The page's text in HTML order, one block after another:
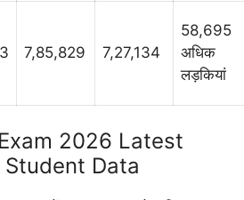
7,85,829 7,27,134
58,695
अधिक
लड़कियां
2026 Latest
Data